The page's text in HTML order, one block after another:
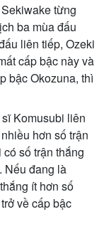
từng
ba mùa đấu
liên tiếp, Ozeki
cấp bậc này và
bậc Okozuna, thì
Komusubi liên
hơn số trận
số trận thắng
Nếu đang là
ít hơn số
về cấp bậc